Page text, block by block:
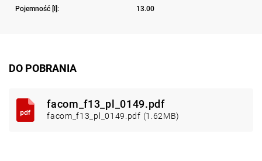
Pojemność [l]: 13.00
DO POBRANIA
facom_f13_pl_0149.pdf
facom_f13_pl_0149.pdf (1.62MB)